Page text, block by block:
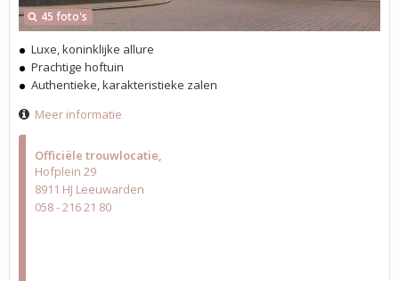
Officiële trouwlocatie
Hofplein 29
8911 HJ Leeuwarden
058 - 216 21 80
45 foto's
Luxe, koninklijke allure
Prachtige hoftuin
Authentieke, karakteristieke zalen
Meer informatie